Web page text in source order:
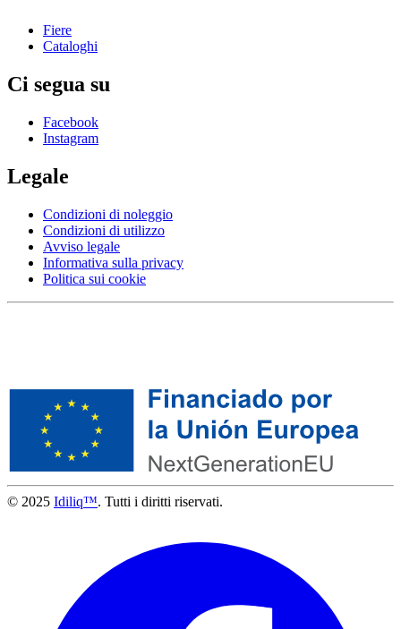
Fiere
Cataloghi
Ci segua su
Facebook
Instagram
Legale
Condizioni di noleggio
Condizioni di utilizzo
Avviso legale
Informativa sulla privacy
Politica sui cookie
© 2025 Idiliq™. Tutti i diritti riservati.